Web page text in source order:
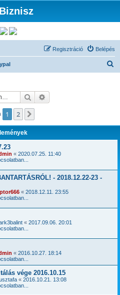
Belépés
Regisztráció
Keresés
1 2
« 2020.07.25. 11:40
- 2018.12.22-23 -
« 2018.12.11. 23:55
« 2017.09.06. 20:01
« 2016.10.27. 18:14
vége 2016.10.15
« 2016.10.21. 13:08